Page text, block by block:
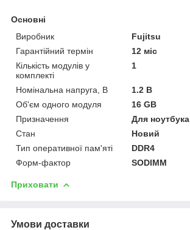
Основні
Виробник
Fujitsu
Гарантійний термін
12 міс
Кількість модулів у
комплекті
1
Номінальна напруга, В
1.2 В
Об'єм одного модуля
16 GB
Призначення
Для ноутбука
Стан
Новий
Тип оперативної пам'яті
DDR4
Форм-фактор
SODIMM
Приховати
Умови доставки